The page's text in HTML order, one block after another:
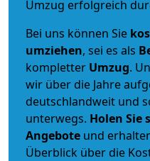
Umzug erfolgreich
Bei uns können Sie
umziehen, sei es als
kompletter Umzug.
wir über die Jahre
deutschlandweit und
unterwegs. Holen Sie
Angebote und
Überblick über die